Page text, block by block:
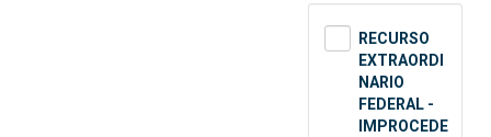
RECURSO
EXTRAORDI
NARIO
FEDERAL -
IMPROCEDE